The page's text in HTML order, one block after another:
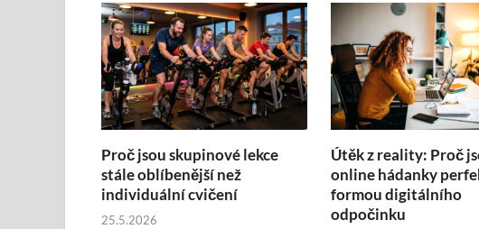
Proč jsou skupinové lekce
stále oblíbenější než
individuální cvičení
25.5.2026
Útěk z reality: Proč
online hádanky
formou digitálního
odpočinku